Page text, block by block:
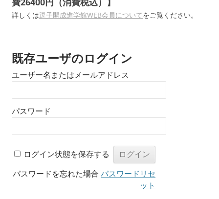
詳しくは逗子開成進学館WEB会員についてをご覧ください。
既存ユーザのログイン
ユーザー名またはメールアドレス
パスワード
ログイン状態を保存する
パスワードを忘れた場合 パスワードリセ
ット